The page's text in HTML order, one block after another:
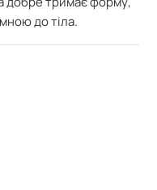
до тіла.